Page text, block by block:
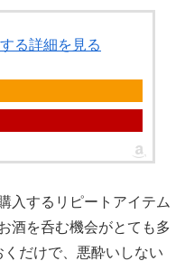
る詳細を見る
入するリピートアイテム
酒を呑む機会がとても多
だけで、悪酔いしない